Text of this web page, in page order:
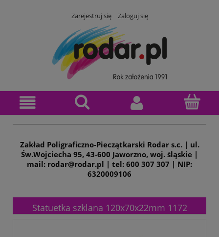
Zarejestruj się Zaloguj się
Zakład Poligraficzno-Pieczątkarski Rodar s.c. | ul.
Św.Wojciecha 95, 43-600 Jaworzno, woj. śląskie |
mail: rodar@rodar.pl | tel: 600 307 307 | NIP:
6320009106
Statuetka szklana 120x70x22mm 1172